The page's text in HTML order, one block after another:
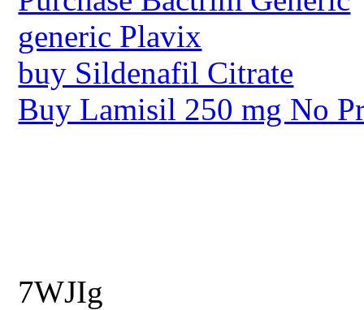
generic Plavix
buy Sildenafil Citrate
Buy Lamisil 250 mg No
7WJIg